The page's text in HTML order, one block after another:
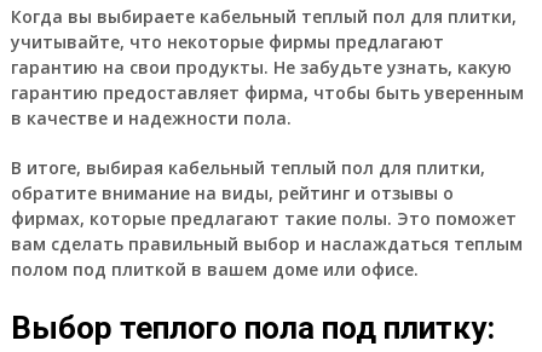
Когда вы выбираете кабельный теплый пол для плитки,
учитывайте, что некоторые фирмы предлагают
гарантию на свои продукты. Не забудьте узнать, какую
гарантию предоставляет фирма, чтобы быть уверенным
в качестве и надежности пола.
В итоге, выбирая кабельный теплый пол для плитки,
обратите внимание на виды, рейтинг и отзывы о
фирмах, которые предлагают такие полы. Это поможет
вам сделать правильный выбор и наслаждаться теплым
полом под плиткой в вашем доме или офисе.
Выбор теплого пола под плитку: